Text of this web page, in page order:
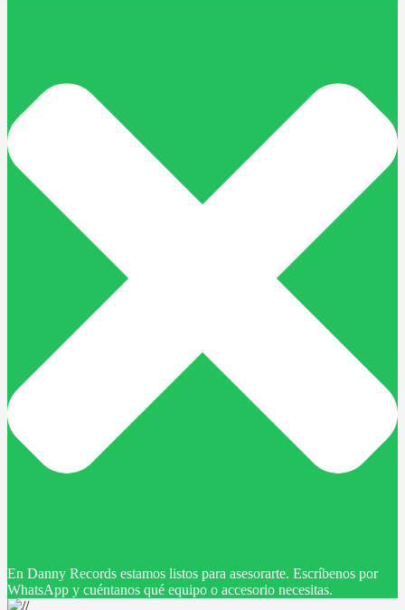
En Danny Records estamos listos para asesorarte. Escríbenos por
WhatsApp y cuéntanos qué equipo o accesorio necesitas.